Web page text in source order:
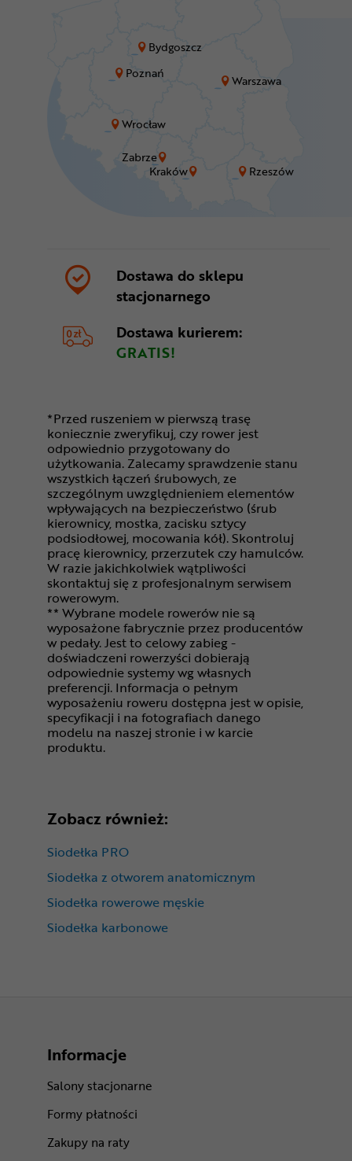
Bydgoszcz
Kraków
Poznań
Rzeszów
Warszawa
Wrocław
Zabrze
Dostawa do sklepu
stacjonarnego
Dostawa kurierem:
GRATIS!
*Przed ruszeniem w pierwszą trasę
koniecznie zweryfikuj, czy rower jest
odpowiednio przygotowany do
użytkowania. Zalecamy sprawdzenie stanu
wszystkich łączeń śrubowych, ze
szczególnym uwzględnieniem elementów
wpływających na bezpieczeństwo (śrub
kierownicy, mostka, zacisku sztycy
podsiodłowej, mocowania kół). Skontroluj
pracę kierownicy, przerzutek czy hamulców.
W razie jakichkolwiek wątpliwości
skontaktuj się z profesjonalnym serwisem
rowerowym.
** Wybrane modele rowerów nie są
wyposażone fabrycznie przez producentów
w pedały. Jest to celowy zabieg -
doświadczeni rowerzyści dobierają
odpowiednie systemy wg własnych
preferencji. Informacja o pełnym
wyposażeniu roweru dostępna jest w opisie,
specyfikacji i na fotografiach danego
modelu na naszej stronie i w karcie
produktu.
Zobacz również:
Siodełka PRO
Siodełka z otworem anatomicznym
Siodełka rowerowe męskie
Siodełka karbonowe
Informacje
Salony stacjonarne
Formy płatności
Zakupy na raty